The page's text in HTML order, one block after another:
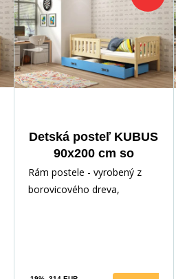
Detská posteľ KUBUS
90x200 cm so
zásuvkou, s
matracom,
Rám postele - vyrobený z
borovicového dreva,